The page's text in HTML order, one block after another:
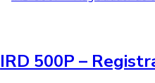
IRD 500P –